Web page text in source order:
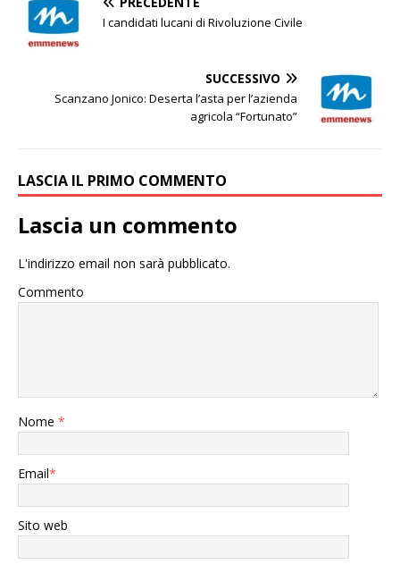
I candidati lucani di Rivoluzione Civile
SUCCESSIVO
Scanzano Jonico: Deserta l’asta per l’azienda
agricola “Fortunato”
LASCIA IL PRIMO COMMENTO
Lascia un commento
L'indirizzo email non sarà pubblicato.
Commento
Nome *
Email*
Sito web